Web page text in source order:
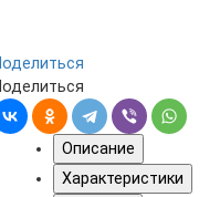
Описание
Характеристики